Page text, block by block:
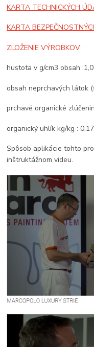
KARTA TECHNICKÝCH
KARTA
ZLOŽENIE VÝROBKOV :
hustota v g/cm3 obsah
obsah neprchavých látok
prchavé organické
organický uhlík kg/kg :
Spôsob aplikácie tohto
inštruktážnom videu.